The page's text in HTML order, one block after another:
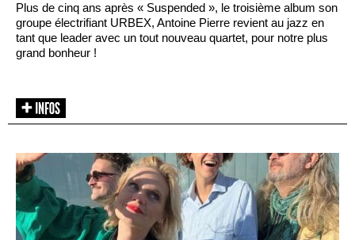
Plus de cinq ans après « Suspended », le troisième album son
groupe électrifiant URBEX, Antoine Pierre revient au jazz en
tant que leader avec un tout nouveau quartet, pour notre plus
grand bonheur !